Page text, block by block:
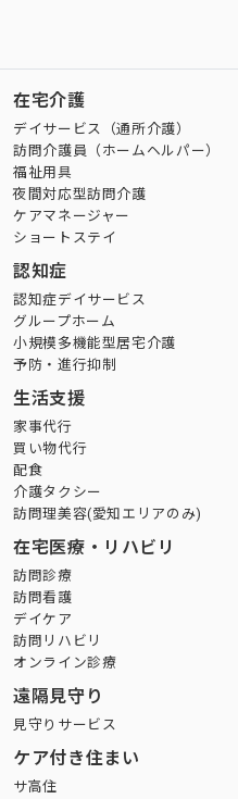
在宅介護
デイサービス（通所介護）
訪問介護員（ホームヘルパー）
福祉用具
夜間対応型訪問介護
ケアマネージャー
ショートステイ
認知症
認知症デイサービス
グループホーム
小規模多機能型居宅介護
予防・進行抑制
生活支援
家事代行
買い物代行
配食
介護タクシー
訪問理美容(愛知エリアのみ)
在宅医療・リハビリ
訪問診療
訪問看護
デイケア
訪問リハビリ
オンライン診療
遠隔見守り
見守りサービス
ケア付き住まい
サ高住